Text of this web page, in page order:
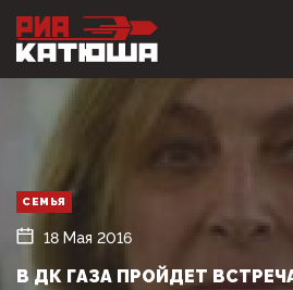
СЕМЬЯ
18 Мая 2016
В ДК ГАЗА ПРОЙДЕТ